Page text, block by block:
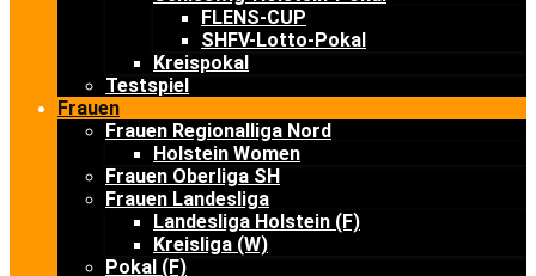
FLENS-CUP
SHFV-Lotto-Pokal
Kreispokal
Testspiel
Frauen
Frauen Regionalliga Nord
Holstein Women
Frauen Oberliga SH
Frauen Landesliga
Landesliga Holstein (F)
Kreisliga (W)
Pokal (F)